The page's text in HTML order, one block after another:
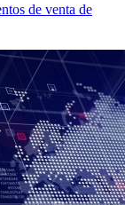
de venta de